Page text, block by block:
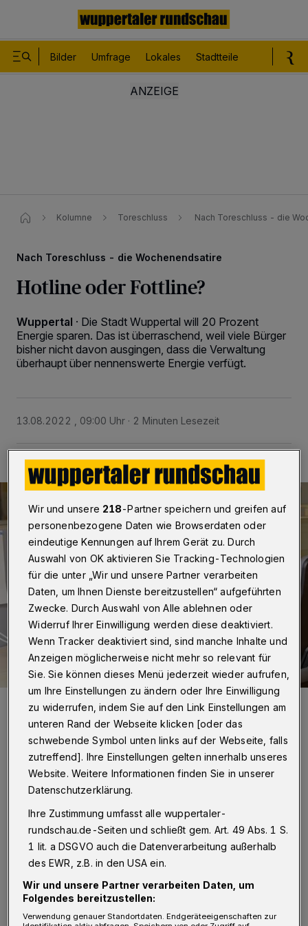
Bilder Umfrage Lokales Stadtteile
Kolumne Toreschluss Nach Toreschluss - die
Nach Toreschluss - die Wochenendsatire
Hotline oder Fottline?
Wuppertal · Die Stadt Wuppertal will 20 Prozent
Energie sparen. Das ist überraschend, weil viele Bürger
bisher nicht davon ausgingen, dass die Verwaltung
überhaupt über nennenswerte Energie verfügt.
13.08.2022 , 09:00 Uhr 2 Minuten Lesezeit
F reitagmorgen um 9:02 Uhr betrug die
durchschnittliche Wartezeit für Anrufer
beim telefonischen Service-Center der Stadt
beispielsweise 15 Minuten und 17 Sekunden.
Wir und unsere 218-Partner speichern und greifen auf
personenbezogene Daten wie Browserdaten oder
eindeutige Kennungen auf Ihrem Gerät zu. Durch
Auswahl von OK aktivieren Sie Tracking-Technologien
für die unter „Wir und unsere Partner verarbeiten
Daten, um Ihnen Dienste bereitzustellen“ aufgeführten
Zwecke. Durch Auswahl von Alle ablehnen oder
Widerruf Ihrer Einwilligung werden diese deaktiviert.
Wenn Tracker deaktiviert sind, sind manche Inhalte und
Anzeigen möglicherweise nicht mehr so relevant für
Sie. Sie können dieses Menü jederzeit wieder aufrufen,
um Ihre Einstellungen zu ändern oder Ihre Einwilligung
zu widerrufen, indem Sie auf den Link Einstellungen am
unteren Rand der Webseite klicken [oder das
schwebende Symbol unten links auf der Webseite, falls
zutreffend]. Ihre Einstellungen gelten innerhalb unseres
Website. Weitere Informationen finden Sie in unserer
Datenschutzerklärung.
Ihre Zustimmung umfasst alle wuppertaler-
rundschau.de-Seiten und schließt gem. Art. 49 Abs. 1 S.
1 lit. a DSGVO auch die Datenverarbeitung außerhalb
des EWR, z.B. in den USA ein.
Wir und unsere Partner verarbeiten Daten, um
Folgendes bereitzustellen:
Verwendung genauer Standortdaten. Endgeräteeigenschaften zur